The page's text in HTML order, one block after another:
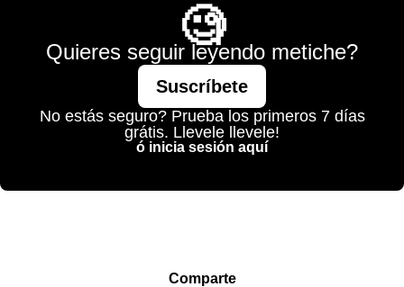
🧐
Quieres seguir leyendo metiche?
Suscríbete
No estás seguro? Prueba los primeros 7 días
grátis. Llevele llevele!
ó inicia sesión aquí
Comparte